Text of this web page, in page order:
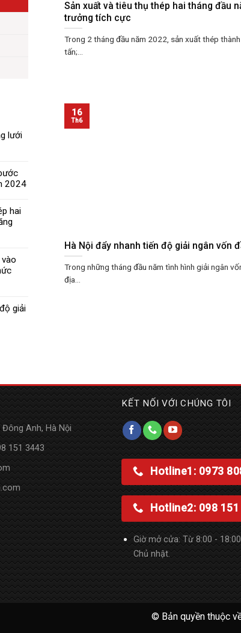
lưới
2024
hai
giải
Sản xuất và tiêu thụ thép hai tháng đầu
trưởng tích cực
Trong 2 tháng đầu năm 2022, sản xuất thép
tấn;...
Hà Nội đẩy nhanh tiến độ giải ngân vốn
Trong những tháng đầu năm tình hình giải ngân
địa...
16
Th6
Anh, Hà Nội
151 3443
KẾT NỐI VỚI CHÚNG TÔI
Hotline1: 0973
Hotline2: 098
Giờ mở cửa: Từ 8:00 -
Chủ nhật.
© Bản quyền thuộc